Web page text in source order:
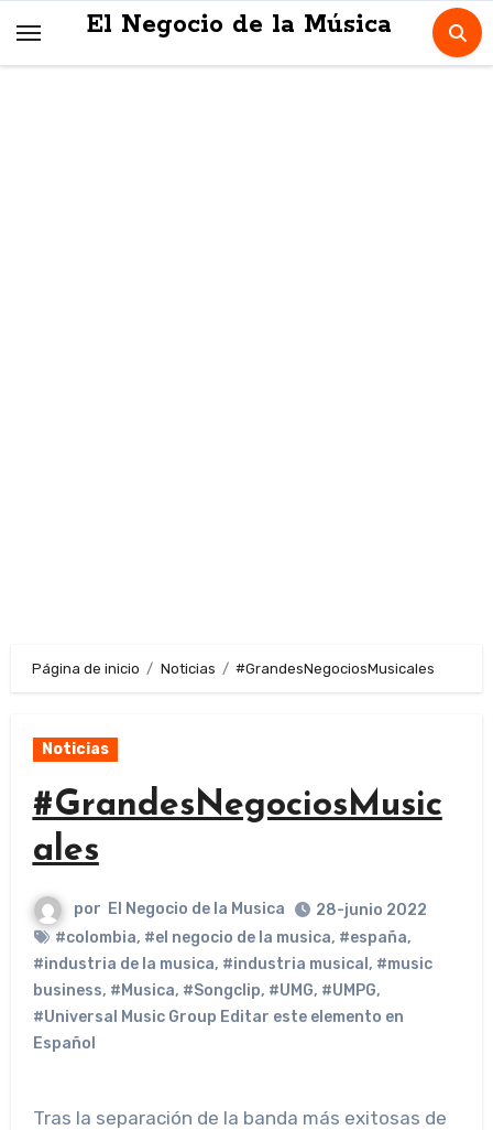
El Negocio de la Música
Página de inicio Noticias #GrandesNegociosMusicales
Noticias
#GrandesNegociosMusic
ales
por El Negocio de la Musica
28-junio 2022
#colombia, #el negocio de la musica, #españa,
#industria de la musica, #industria musical , #music
business, #Musica, #Songclip, #UMG, #UMPG,
#Universal Music Group Editar este elemento en
Español
Tras la separación de la banda más exitosas de